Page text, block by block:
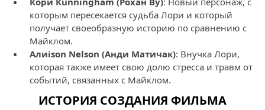
которым пересекается судьба Лори и который
получает своеобразную историю по сравнению с
Майклом.
Алиison Nelson (Анди Матичак): Внучка Лори,
которая также имеет свою долю стресса и травм от
событий, связанных с Майклом.
ИСТОРИЯ СОЗДАНИЯ ФИЛЬМА